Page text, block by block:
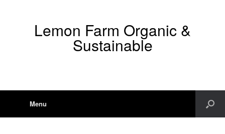
Lemon Farm Organic &
Sustainable
Menu